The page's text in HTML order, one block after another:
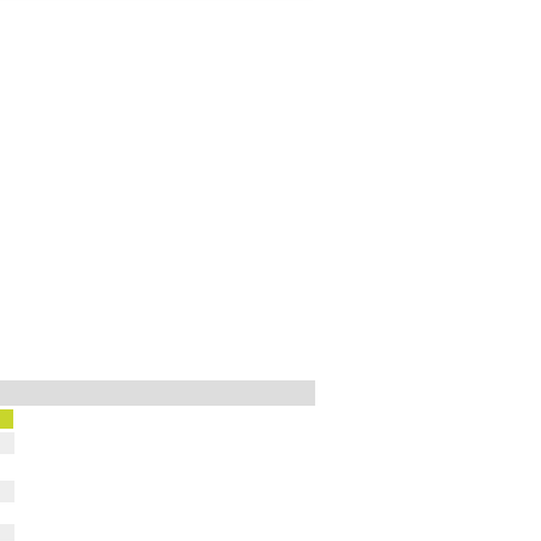
standard, avec ou sans photographie,
à base d'hémalun ou d'hématoxyline-éosine
compte rendu, le codage